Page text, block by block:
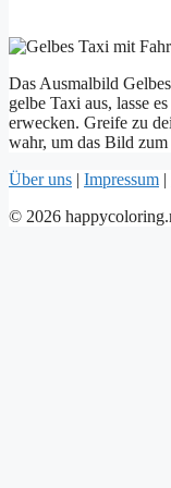
Das Ausmalbild
gelbe Taxi aus, lasse
erwecken. Greife zu
wahr, um das Bild
Über uns | Impressum |
© 2026